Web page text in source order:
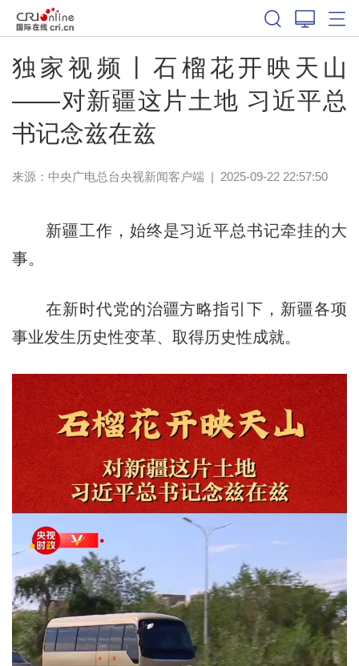
独家视频丨石榴花开映天山
——对新疆这片土地 习近平总
书记念兹在兹
来源： 中央广电总台央视新闻客户端 | 2025-09-22 22:57:50
新疆工作，始终是习近平总书记牵挂的大
事。
在新时代党的治疆方略指引下，新疆各项
事业发生历史性变革、取得历史性成就。